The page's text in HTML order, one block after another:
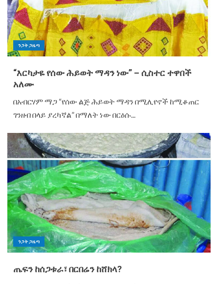
ንጋት ጋዜጣ
“እርካታዬ የሰው ሕይወት ማዳን ነው” – ሲስተር ተዋበች
አለሙ
በአብርሃም ማጋ “የሰው ልጅ ሕይወት ማዳን በሚሊየኖች ከሚቆጠር
ገንዘብ በላይ ያረካኛል” በማለት ነው በርዕሱ...
ንጋት ጋዜጣ
ጤፍን ከሰጋቱራ፣ በርበሬን ከሸክላ?